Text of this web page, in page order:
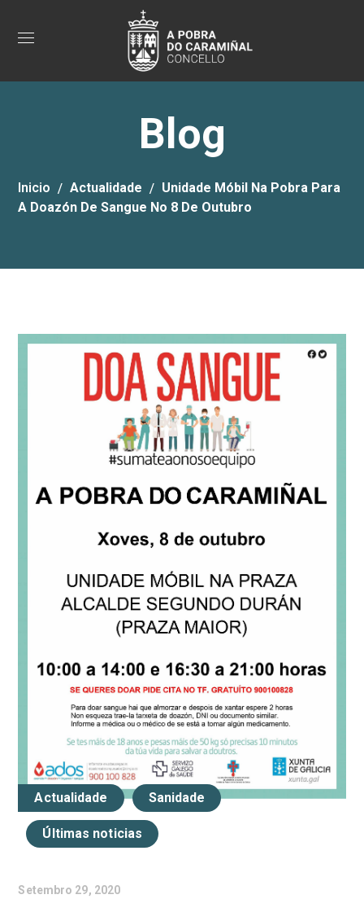
Blog
Inicio Actualidade
Unidade Móbil Na Pobra Para
A Doazón De Sangue No 8 De Outubro
Actualidade Sanidade
Últimas noticias
Setembro 29, 2020